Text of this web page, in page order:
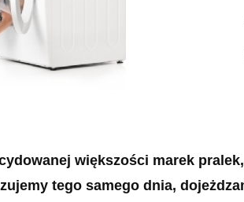
większości marek
tego samego dnia,